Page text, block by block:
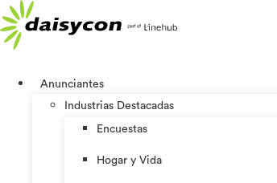
al
contenido
Anunciantes
Industrias Destacadas
Encuestas
Hogar y Vida